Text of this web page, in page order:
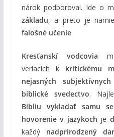
nárok podporoval. Ide o
základu, a preto je
falošné učenie.
Kresťanskí vodcovia
veriacich k kritickému
nejasných
biblické svedectvo.
Bibliu vykladať samu
hovorenie v jazykoch je
každý nadprirodzený dar